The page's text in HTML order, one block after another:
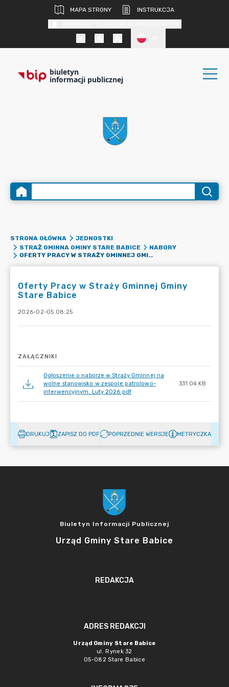
MAPA STRONY
INSTRUKCJA
biuletyn
informacji publicznej
STRONA GŁÓWNA
JEDNOSTKI
STRAŻ GMINNA GMINY STARE BABICE
NABORY
OFERTY PRACY W STRAŻY GMINNEJ GMINY STARE BABICE
Oferty Pracy w Straży Gminnej Gminy
Stare Babice
2026-02-05 08:25
ZAŁĄCZNIKI
Ogłoszenie o naborze w Straży Gminnej na
wolne stanowisko w zespole patrolowo-
interwencyjnym. Luty 2026.pdf
331.04 KB
DRUKUJ ZAPISZ DO PDF POPRZEDNIE WERSJE METRYCZKA
Biuletyn Informacji Publicznej
Urząd Gminy Stare Babice
REDAKCJA
ADRES REDAKCJI
Urząd Gminy Stare Babice
ul. Rynek 32
05-082 Stare Babice